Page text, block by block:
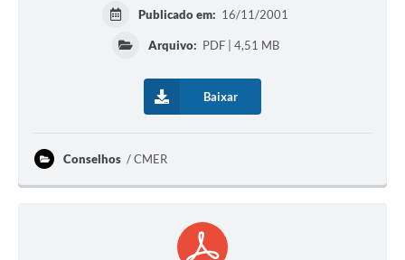
Publicado em: 16/11/2001
Arquivo: PDF | 4,51 MB
Baixar
Conselhos CMER